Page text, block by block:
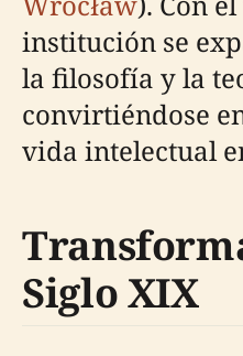
institución se
la filosofía y la
convirtiéndose
vida intelectual
Siglo XIX